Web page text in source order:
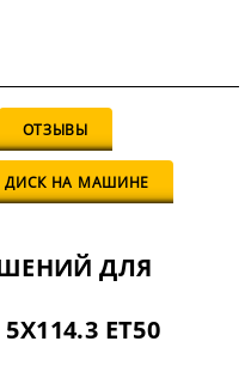
ОТЗЫВЫ
ДИСК НА МАШИНЕ
ДЛЯ
ET50